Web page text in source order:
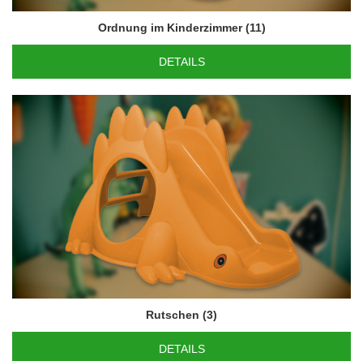
Ordnung im Kinderzimmer(11)
DETAILS
Rutschen (3)
DETAILS